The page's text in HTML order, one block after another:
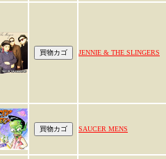
JENNIE & THE SLINGERS
SAUCER MENS